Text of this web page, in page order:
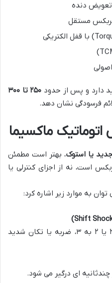
تعویض دنده
مستقل
دارد و پس از حدود
۲۵۰ تا ۳۰۰
فرسودگی نشان دهد.
اتوماتیک ماکسیما
یا استوک، بهتر است مطمئن
است، نه از اجزای کنترلی یا
به موارد زیر اشاره کرد:
هنگام حرکت از دنده ۱ به ۲ یا ۲ به ۳، ضربه یا تکان شدید